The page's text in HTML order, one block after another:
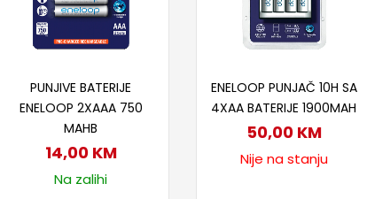
PUNJIVE BATERIJE
ENELOOP 2XAAA 750
MAHB
14,00 KM
Na zalihi
ENELOOP PUNJAČ 10H SA
4XAA BATERIJE 1900MAH
50,00 KM
Nije na stanju